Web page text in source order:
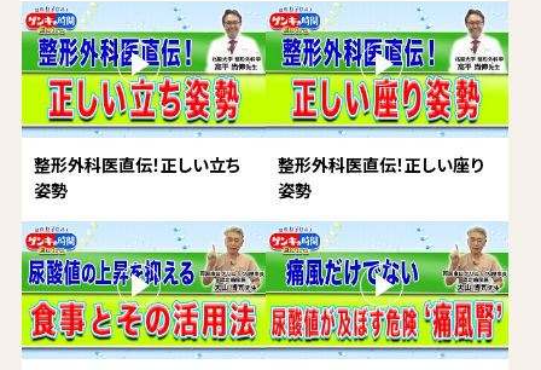
整形外科医直伝！正しい立ち
姿勢
整形外科医直伝！正しい座り
姿勢